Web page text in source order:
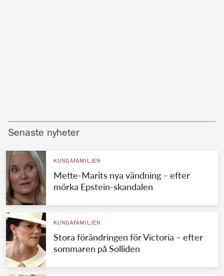
Senaste nyheter
KUNGAFAMILJEN
Mette-Marits nya vändning – efter
mörka Epstein-skandalen
KUNGAFAMILJEN
Stora förändringen för Victoria – efter
sommaren på Solliden